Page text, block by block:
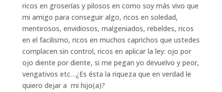
ricos en groserías y pilosos en como soy más vivo que
mi amigo para conseguir algo, ricos en soledad,
mentirosos, envidiosos, malgeniados, rebeldes, ricos
en el facilismo, ricos en muchos caprichos que ustedes
complacen sin control, ricos en aplicar la ley: ojo por
ojo diente por diente, si me pegan yo devuelvo y peor,
vengativos etc…¿Es ésta la riqueza que en verdad le
quiero dejar a mi hijo(a)?